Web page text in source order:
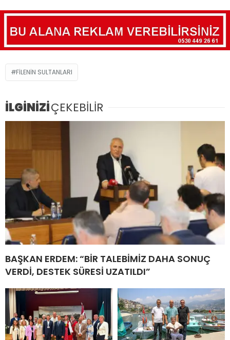
FILENIN SULTANLARI
İLGİNİZİÇEKEBİLİR
BAŞKAN ERDEM: “BİR TALEBİMİZ DAHA SONUÇ
VERDİ, DESTEK SÜRESİ UZATILDI”